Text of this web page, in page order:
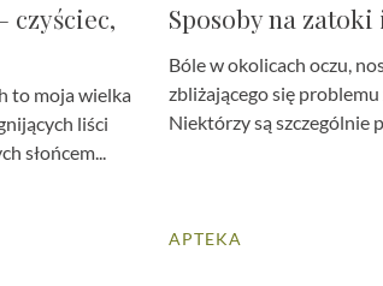
czyściec,
to moja wielka
liści
słońcem...
Sposoby na
Bóle w okolicach oczu,
zbliżającego się
Niektórzy są szczególnie
APTEKA